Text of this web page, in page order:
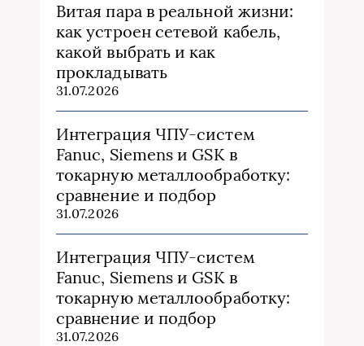
Витая пара в реальной жизни:
как устроен сетевой кабель,
какой выбрать и как
прокладывать
31.07.2026
Интеграция ЧПУ-систем
Fanuc, Siemens и GSK в
токарную металлообработку:
сравнение и подбор
31.07.2026
Интеграция ЧПУ-систем
Fanuc, Siemens и GSK в
токарную металлообработку:
сравнение и подбор
31.07.2026